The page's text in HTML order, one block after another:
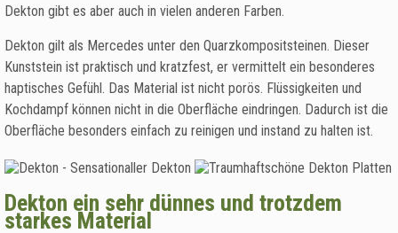
Dekton gibt es aber auch in vielen anderen Farben.
Dekton gilt als Mercedes unter den Quarzkompositsteinen. Dieser
Kunststein ist praktisch und kratzfest, er vermittelt ein besonderes
haptisches Gefühl. Das Material ist nicht porös. Flüssigkeiten und
Kochdampf können nicht in die Oberfläche eindringen. Dadurch ist die
Oberfläche besonders einfach zu reinigen und instand zu halten ist.
Dekton ein sehr dünnes und trotzdem
starkes Material